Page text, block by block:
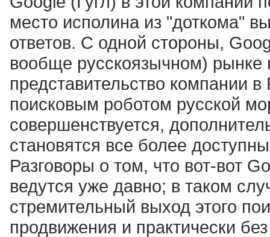
место исполина из "доткома"
ответов. С одной стороны,
вообще русскоязычном) рынке
представительство компании
поисковым роботом русской
совершенствуется,
становятся все более
Разговоры о том, что вот-вот
ведутся уже давно; в таком
стремительный выход этого
продвижения и практически